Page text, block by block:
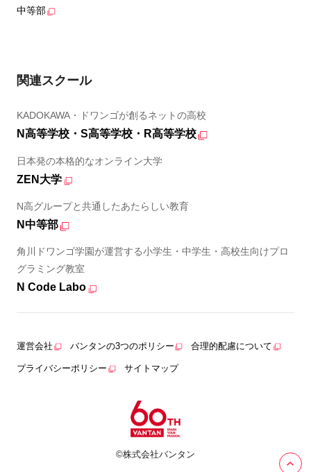
中等部
関連スクール
KADOKAWA・ドワンゴが創るネットの高校
N高等学校・S高等学校・R高等学校
日本発の本格的なオンライン大学
ZEN大学
N高グループと共通したあたらしい教育
N中等部
角川ドワンゴ学園が運営する小学生・中学生・高校生向けプロ
グラミング教室
N Code Labo
運営会社 バンタンの3つのポリシー 合理的配慮について
プライバシーポリシー サイトマップ
©株式会社バンタン